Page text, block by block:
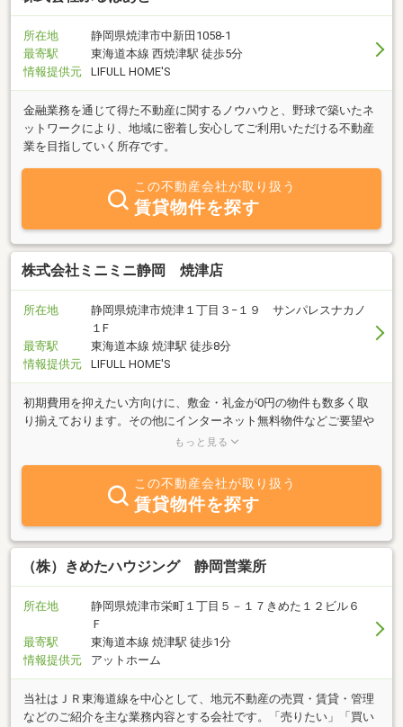
所在地
静岡県焼津市中新田1058-1
最寄駅
東海道本線 西焼津駅 徒歩5分
情報提供元
LIFULL HOME'S
金融業務を通じて得た不動産に関するノウハウと、野球で築いたネ
ットワークにより、地域に密着し安心してご利用いただける不動産
業を目指していく所存です。
この不動産会社が取り扱う
賃貸物件を探す
株式会社ミニミニ静岡 焼津店
所在地
静岡県焼津市焼津１丁目３−１９ サンパレスナカノ
１F
最寄駅
東海道本線 焼津駅 徒歩8分
情報提供元
LIFULL HOME'S
初期費用を抑えたい方向けに、敷金・礼金が0円の物件も数多く取
り揃えております。その他にインターネット無料物件などご要望や
ご予算に合わせて物件をご用意いたしますお気軽にミニミニへお問
もっと見る
この不動産会社が取り扱う
賃貸物件を探す
（株）きめたハウジング 静岡営業所
所在地
静岡県焼津市栄町１丁目５－１７きめた１２ビル６
Ｆ
最寄駅
東海道本線 焼津駅 徒歩1分
情報提供元
アットホーム
当社はＪＲ東海道線を中心として、地元不動産の売買・賃貸・管理
などのご紹介を主な業務内容とする会社です。「売りたい」「買い